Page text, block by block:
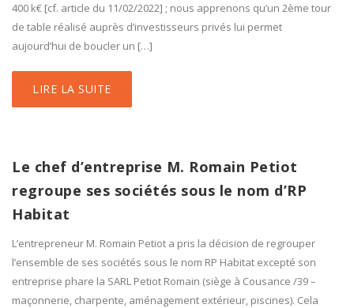
400 k€ [cf. article du 11/02/2022] ; nous apprenons qu’un 2ème tour
de table réalisé auprès d’investisseurs privés lui permet
aujourd’hui de boucler un […]
LIRE LA SUITE
Le chef d’entreprise M. Romain Petiot
regroupe ses sociétés sous le nom d’RP
Habitat
L’entrepreneur M. Romain Petiot a pris la décision de regrouper
l’ensemble de ses sociétés sous le nom RP Habitat excepté son
entreprise phare la SARL Petiot Romain (siège à Cousance /39 –
maçonnerie, charpente, aménagement extérieur, piscines). Cela